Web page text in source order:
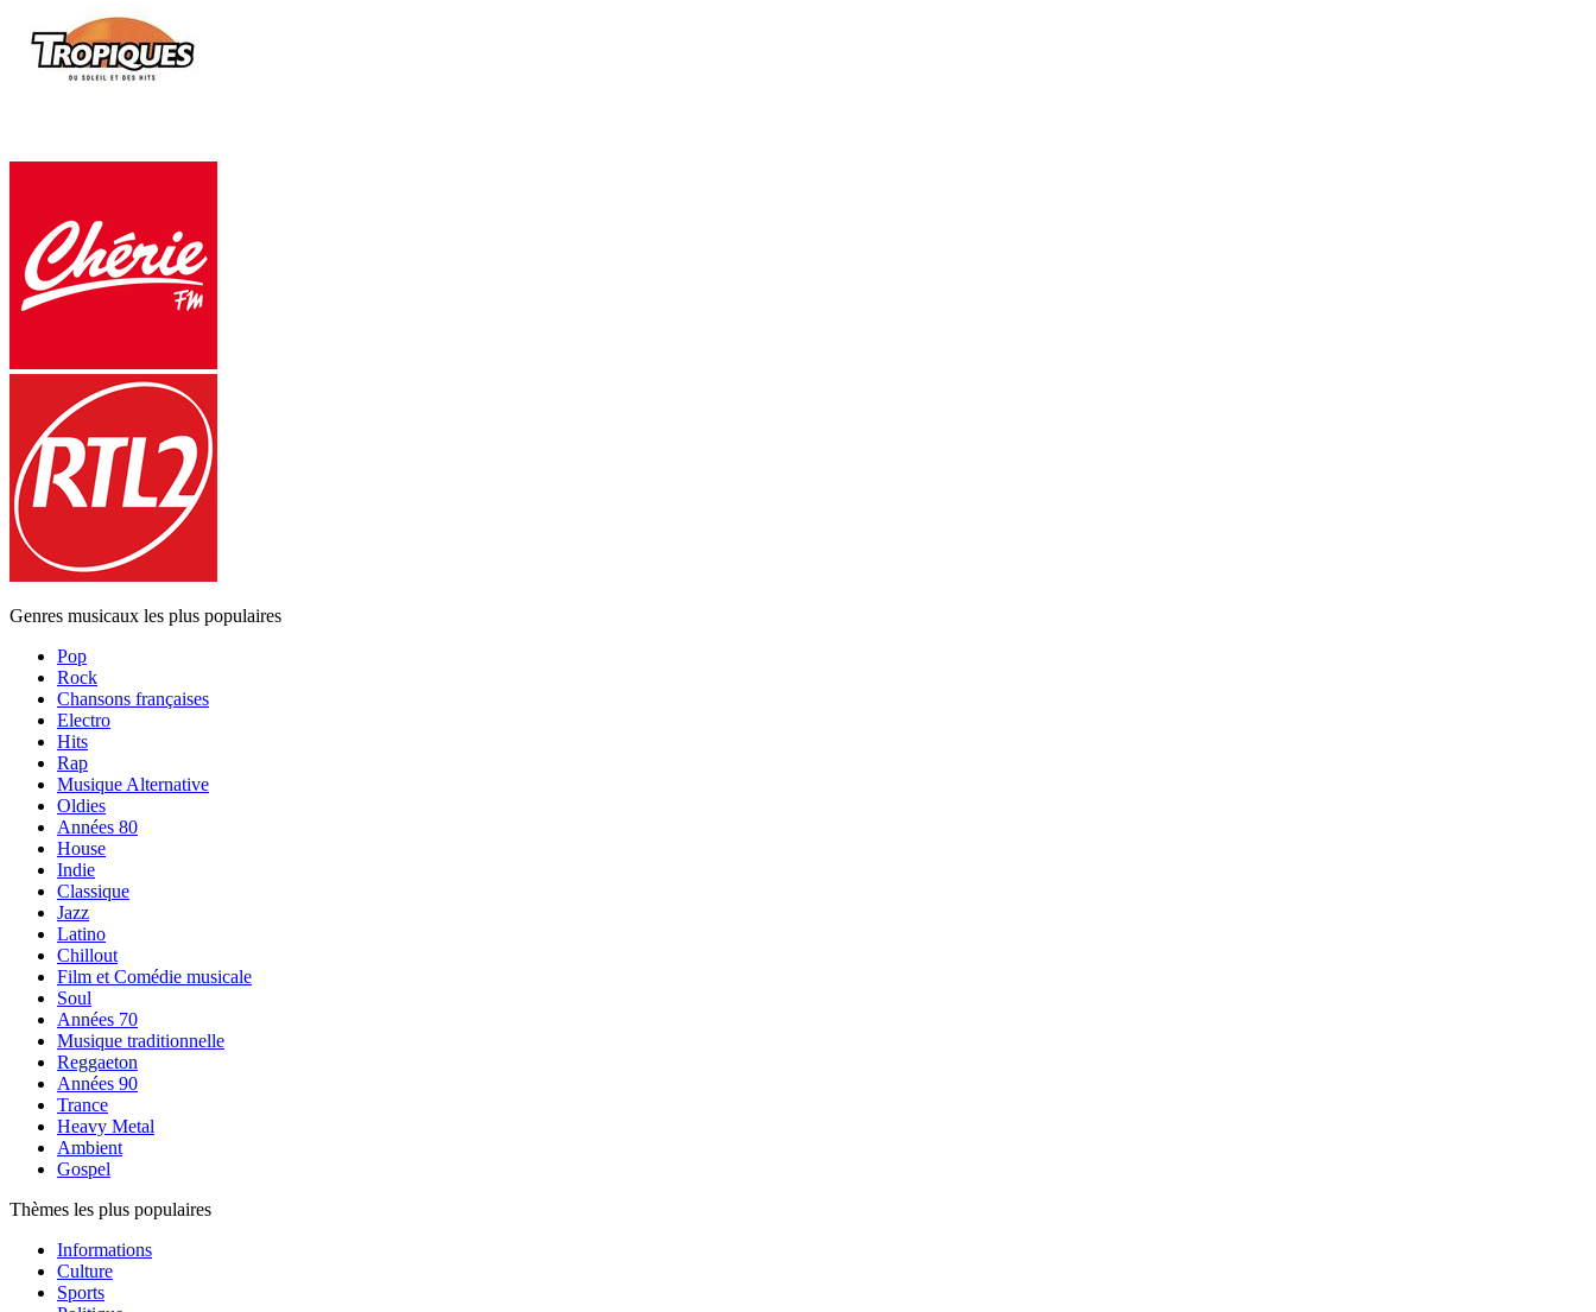
Genres musicaux les plus populaires
Pop
Rock
Chansons françaises
Electro
Hits
Rap
Musique Alternative
Oldies
Années 80
House
Indie
Classique
Jazz
Latino
Chillout
Film et Comédie musicale
Soul
Années 70
Musique traditionnelle
Reggaeton
Années 90
Trance
Heavy Metal
Ambient
Gospel
Thèmes les plus populaires
Informations
Culture
Sports